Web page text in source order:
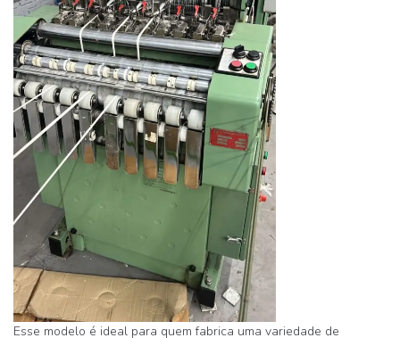
Esse modelo é ideal para quem fabrica uma variedade de